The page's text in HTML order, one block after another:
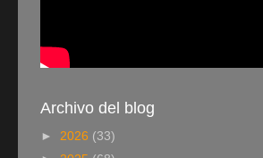
Archivo del blog
► 2026 (33)